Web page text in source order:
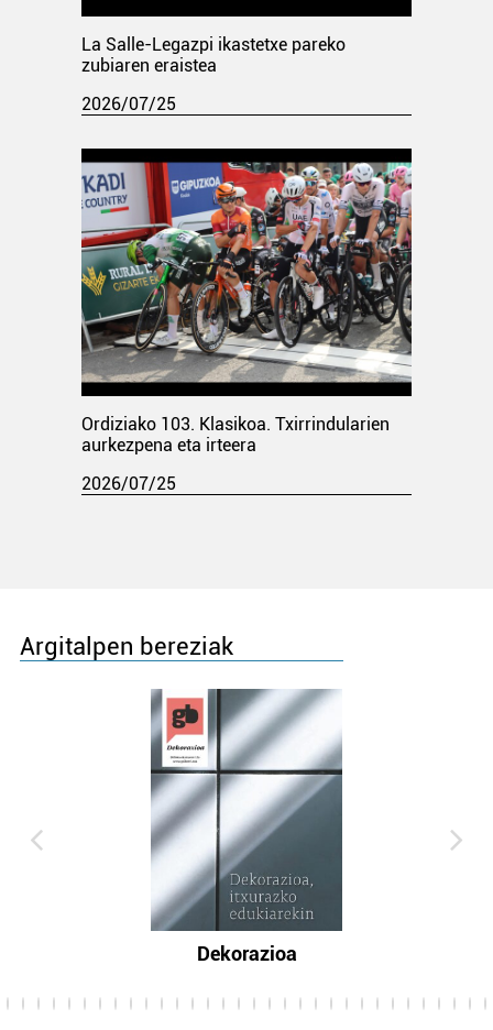
La Salle-Legazpi ikastetxe pareko
zubiaren eraistea
2026/07/25
Ordiziako 103. Klasikoa. Txirrindularien
aurkezpena eta irteera
2026/07/25
Argitalpen bereziak
Dekorazioa